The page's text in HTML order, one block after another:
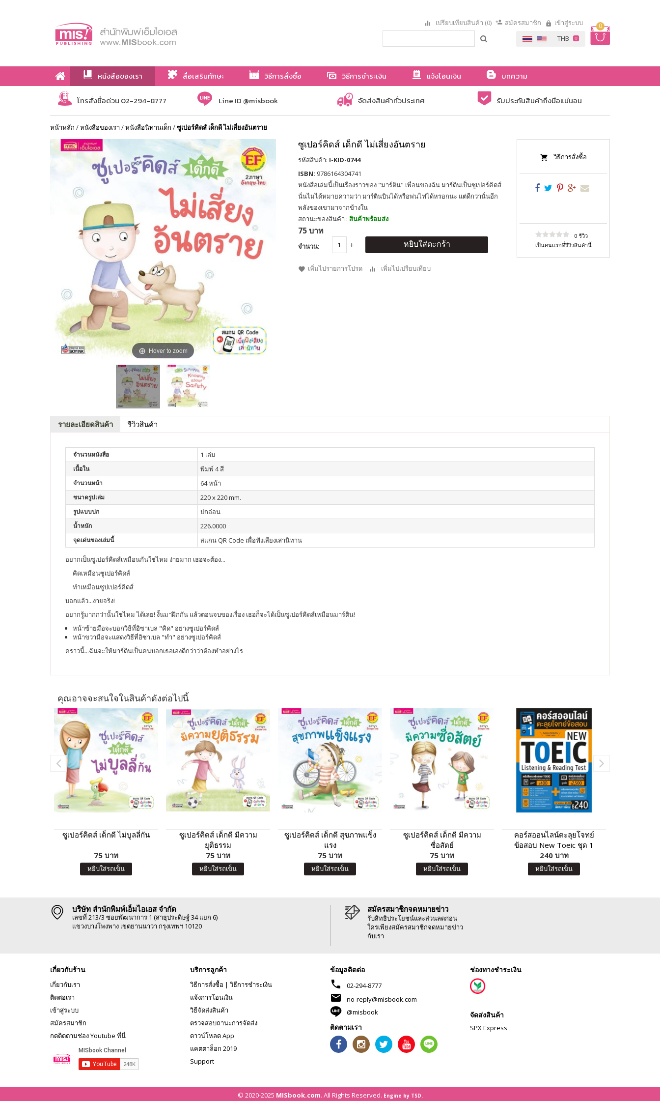
0
เปรียบเทียบสินค้า (0) สมัครสมาชิก เข้าสู่ระบบ
หนังสือของเรา สื่อเสริมทักษะ วิธีการสั่งซื้อ วิธีการชำระเงิน แจ้งโอนเงิน
บทความ
เกี่ยวกับเรา
โทรสั่งซื้อด่วน 02-294-8777 Line ID @misbook จัดส่งสินค้าทั่วประเทศ รับประกันสินค้าถึงมือแน่นอน
หน้าหลัก /หนังสือของเรา /หนังสือนิทานเด็ก /ซูเปอร์คิดส์ เด็กดี ไม่เสี่ยงอันตราย
Hover to zoom
ซูเปอร์คิดส์ เด็กดี ไม่เสี่ยงอันตราย
รหัสสินค้า: I-KID-0744
ISBN: 9786164304741
หนังสือเล่มนี้เป็นเรื่องราวของ "มาร์ติน" เพื่อนของฉัน มาร์ตินเป็นซูเปอร์คิดส์
นั่นไม่ได้หมายความว่า มาร์ตินบินได้หรือพ่นไฟได้หรอกนะ แต่ดีกว่านั่นอีก
พลังของเขามาจากข้างใน
สถานะของสินค้า : สินค้าพร้อมส่ง
75 บาท
จำนวน: หยิบใส่ตะกร้า
เพิ่มไปรายการโปรด เพิ่มไปเปรียบเทียบ
วิธีการสั่งซื้อ
0 รีวิว
เป็นคนแรกที่รีวิวสินค้านี้
รายละเอียดสินค้า รีวิวสินค้า
จำนวนหนังสือ 1 เล่ม
เนื้อใน พิมพ์ 4 สี
จำนวนหน้า 64 หน้า
ขนาดรูปเล่ม 220 x 220 mm.
รูปแบบปก ปกอ่อน
น้ำหนัก 226.0000
จุดเด่นของเล่มนี้ สแกน QR Code เพื่อฟังเสียงเล่านิทาน
อยากเป็นซูเปอร์คิดส์เหมือนกันใช่ไหม ง่ายมาก เธอจะต้อง...
คิดเหมือนซูเปอร์คิดส์
ทำเหมือนซูปเปอร์คิดส์
บอกแล้ว...ง่ายจริง!
อยากรู้มากกว่านั้นใช่ไหม ได้เลย! งั้นมาฝึกกัน แล้วตอนจบของเรื่อง เธอก็จะได้เป็นซูเปอร์คิดส์เหมือนมาร์ติน!
หน้าซ้ายมือจะบอกวิธีที่อิซาเบล "คิด" อย่างซูเปอร์คิดส์
หน้าขวามือจะเเสดงวิธีที่อิซาเบล "ทำ" อย่างซูเปอร์คิดส์
คราวนี้...ฉันจะให้มาร์ตินเป็นคนบอกเธอเองดีกว่าว่าต้องทำอย่างไร
คุณอาจจะสนใจในสินค้าดังต่อไปนี้
ซูเปอร์คิดส์ เด็กดี ไม่บูลลี่กัน
75 บาท
หยิบใส่รถเข็น
ซูเปอร์คิดส์ เด็กดี มีความ
ยุติธรรม
75 บาท
หยิบใส่รถเข็น
ซูเปอร์คิดส์ เด็กดี สุขภาพแข็ง
แรง
75 บาท
หยิบใส่รถเข็น
ซูเปอร์คิดส์ เด็กดี มีความ
ซื่อสัตย์
75 บาท
หยิบใส่รถเข็น
คอร์สออนไลน์ตะลุยโจทย์
ข้อสอบ New Toeic ชุด 1
240 บาท
หยิบใส่รถเข็น
บริษัท สำนักพิมพ์เอ็มไอเอส จำกัด
เลขที่ 213/3 ซอยพัฒนาการ 1 (สาธุประดิษฐ์ 34 แยก 6)
แขวงบางโพงพาง เขตยานนาวา กรุงเทพฯ 10120
สมัครสมาชิกจดหมายข่าว
รับสิทธิประโยชน์และส่วนลดก่อน
ใครเพียงสมัครสมาชิกจดหมายข่าว
กับเรา
เกี่ยวกับร้าน
เกี่ยวกับเรา
ติดต่อเรา
เข้าสู่ระบบ
สมัครสมาชิก
กดติดตามช่อง Youtube ที่นี่
บริการลูกค้า
วิธีการสั่งซื้อ | วิธีการชำระเงิน
แจ้งการโอนเงิน
วิธีจัดส่งสินค้า
ตรวจสอบถานะการจัดส่ง
ดาวน์โหลด App
แคตตาล็อก 2019
Support
ข้อมูลติดต่อ
phone 02-294-8777
mail
no-reply@misbook.com
@misbook
ติดตามเรา
ช่องทางชำระเงิน
จัดส่งสินค้า
SPX Express
© 2020-2025 MISbook.com. All Rights Reserved. Engine by TSD.